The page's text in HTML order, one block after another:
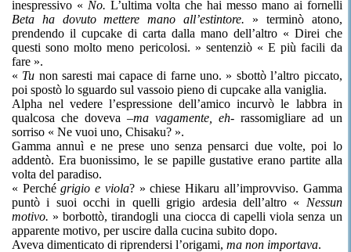
inespressivo « No. L’ultima volta che hai messo mano ai fornelli
Beta ha dovuto mettere mano all’estintore. » terminò atono,
prendendo il cupcake di carta dalla mano dell’altro « Direi che
questi sono molto meno pericolosi. » sentenziò « E più facili da
fare ».
« Tu non saresti mai capace di farne uno. » sbottò l’altro piccato,
poi spostò lo sguardo sul vassoio pieno di cupcake alla vaniglia.
Alpha nel vedere l’espressione dell’amico incurvò le labbra in
qualcosa che doveva –ma vagamente, eh-rassomigliare ad un
sorriso « Ne vuoi uno, Chisaku? ».
Gamma annuì e ne prese uno senza pensarci due volte, poi lo
addentò. Era buonissimo, le se papille gustative erano partite alla
volta del paradiso.
« Perchégrigio e viola? » chiese Hikaru all’improvviso. Gamma
puntò i suoi occhi in quelli grigio ardesia dell’altro « Nessun
motivo. » borbottò, tirandogli una ciocca di capelli viola senza un
apparente motivo, per uscire dalla cucina subito dopo.
Aveva dimenticato di riprendersi l’origami, ma non importava.